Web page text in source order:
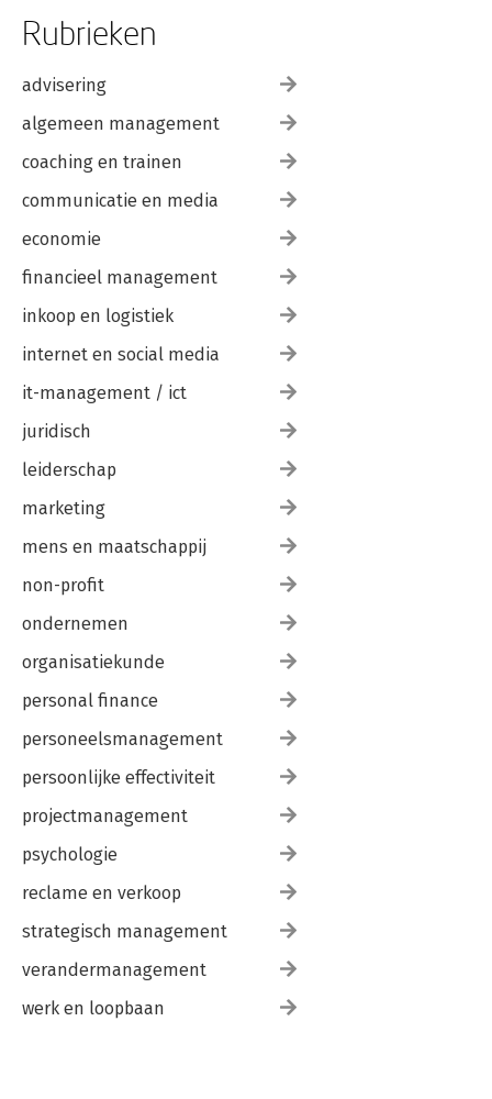
Rubrieken
advisering
algemeen management
coaching en trainen
communicatie en media
economie
financieel management
inkoop en logistiek
internet en social media
it-management / ict
juridisch
leiderschap
marketing
mens en maatschappij
non-profit
ondernemen
organisatiekunde
personal finance
personeelsmanagement
persoonlijke effectiviteit
projectmanagement
psychologie
reclame en verkoop
strategisch management
verandermanagement
werk en loopbaan